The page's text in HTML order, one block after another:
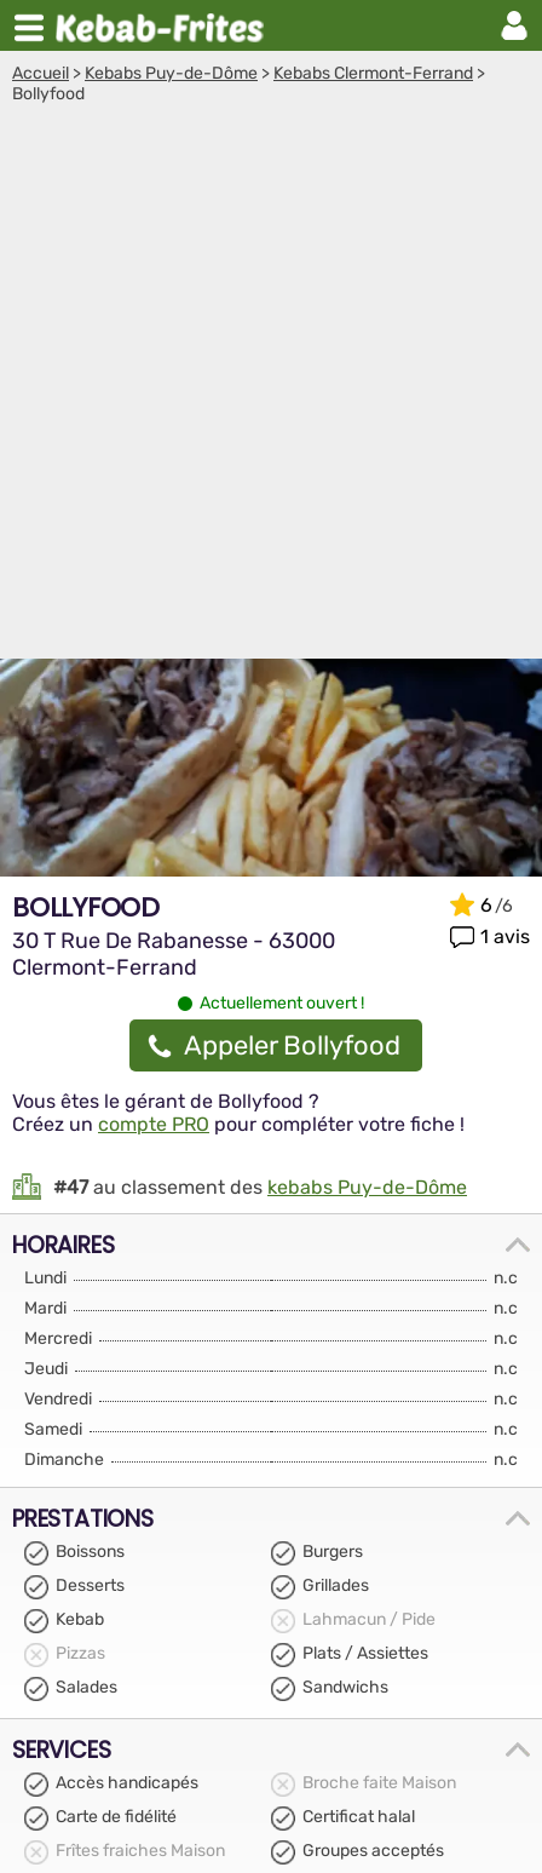
Accueil > Kebabs Puy-de-Dôme > Kebabs Clermont-Ferrand >
Bollyfood
BOLLYFOOD
30 T Rue De Rabanesse - 63000
Clermont-Ferrand
6
1 avis
Actuellement ouvert !
Appeler Bollyfood
Vous êtes le gérant de Bollyfood ?
Créez un compte PRO pour compléter votre fiche !
#47au classement des kebabs Puy-de-Dôme
HORAIRES
Lundi
n.c
Mardi
n.c
Mercredi
n.c
Jeudi
n.c
Vendredi
n.c
Samedi
n.c
Dimanche
n.c
PRESTATIONS
Boissons
Burgers
Desserts
Grillades
Kebab
Lahmacun / Pide
Pizzas
Plats / Assiettes
Salades
Sandwichs
SERVICES
Accès handicapés
Broche faite Maison
Carte de fidélité
Certificat halal
Frîtes fraiches Maison
Groupes acceptés